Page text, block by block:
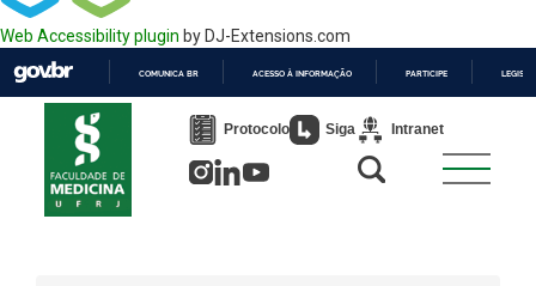
Web Accessibility plugin by DJ-Extensions.com
PARA
COMUNICA BR ACESSO À INFORMAÇÃO PARTICIPE
Protocolo Siga Intranet